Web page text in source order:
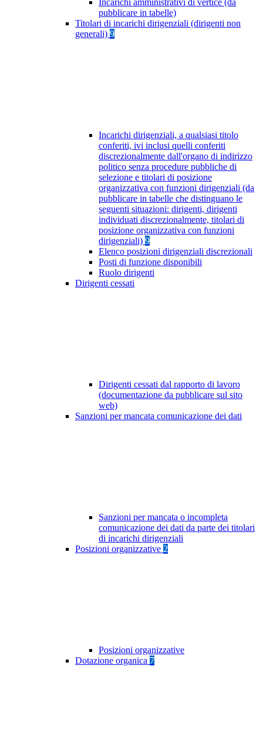
Incarichi amministrativi di vertice (da
pubblicare in tabelle)
Titolari di incarichi dirigenziali (dirigenti non
generali) 9
Incarichi dirigenziali, a qualsiasi titolo
conferiti, ivi inclusi quelli conferiti
discrezionalmente dall'organo di indirizzo
politico senza procedure pubbliche di
selezione e titolari di posizione
organizzativa con funzioni dirigenziali (da
pubblicare in tabelle che distinguano le
seguenti situazioni: dirigenti, dirigenti
individuati discrezionalmente, titolari di
posizione organizzativa con funzioni
dirigenziali) 9
Elenco posizioni dirigenziali discrezionali
Posti di funzione disponibili
Ruolo dirigenti
Dirigenti cessati
Dirigenti cessati dal rapporto di lavoro
(documentazione da pubblicare sul sito
web)
Sanzioni per mancata comunicazione dei dati
Sanzioni per mancata o incompleta
comunicazione dei dati da parte dei titolari
di incarichi dirigenziali
Posizioni organizzative 2
Posizioni organizzative
Dotazione organica 7